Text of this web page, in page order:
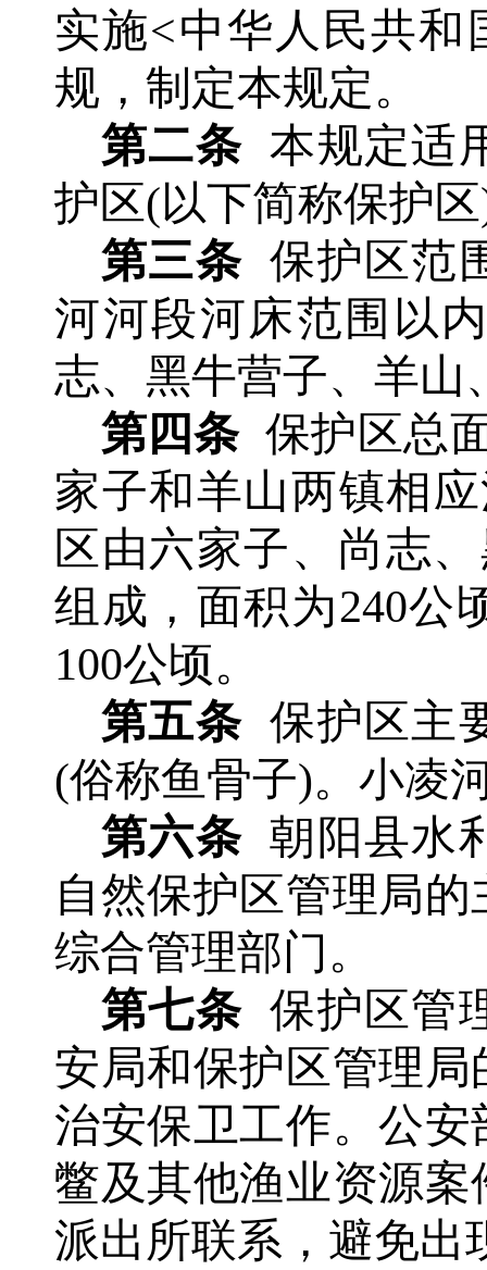
实施<中华人民共和
规，制定本规定。
第二条 本规定适
护区(以下简称保护
第三条 保护区范
河河段河床范围以
志、黑牛营子、羊山
第四条 保护区总
家子和羊山两镇相
区由六家子、尚志
组成，面积为240公
100公顷。
第五条 保护区主
(俗称鱼骨子)。小凌
第六条 朝阳县水
自然保护区管理局
综合管理部门。
第七条 保护区管
安局和保护区管理
治安保卫工作。公
鳖及其他渔业资源
派出所联系，避免出